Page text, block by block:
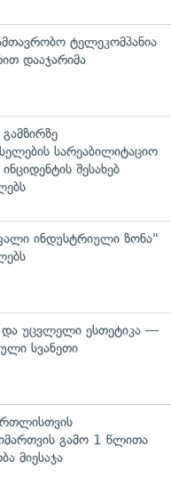
ტელეკომპანია
დააჯარიმა
სარეაბილიტაციო
შესახებ
ინდუსტრიული ზონა"
და უცვლელი ესთეტიკა —
სვანეთი
გამო 1 წლითა
მიესაჯა